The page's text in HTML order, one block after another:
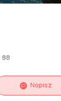
88
Napisz